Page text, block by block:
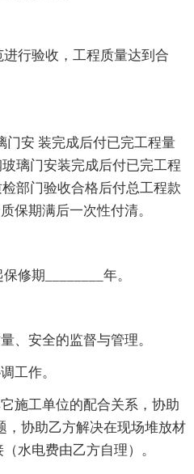
行验收，工程质量达到合
门安 装完成后付已完工程量
璃门安装完成后付已完工程
部门验收合格后付总工程款
保期满后一次性付清。
修期________年。
、安全的监督与管理。
工作。
施工单位的配合关系，协助
，协助乙方解决在现场堆放材
水电费由乙方自理）。